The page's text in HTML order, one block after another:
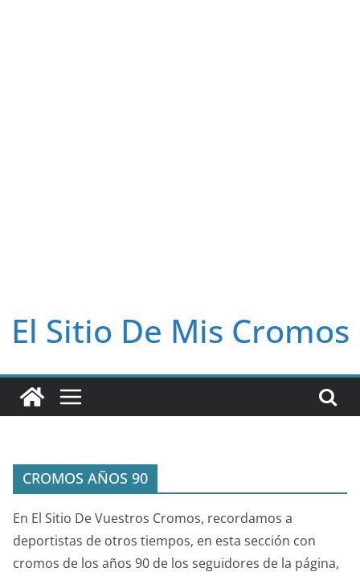
El Sitio De Mis Cromos
CROMOS AÑOS 90
En El Sitio De Vuestros Cromos, recordamos a
deportistas de otros tiempos, en esta sección con
cromos de los años 90 de los seguidores de la página,